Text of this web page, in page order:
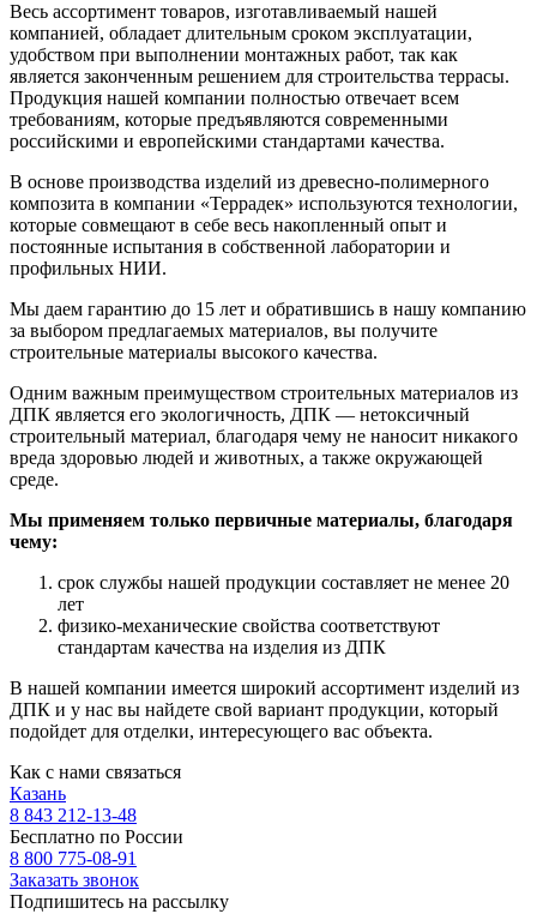
Весь ассортимент товаров, изготавливаемый нашей
компанией, обладает длительным сроком эксплуатации,
удобством при выполнении монтажных работ, так как
является законченным решением для строительства террасы.
Продукция нашей компании полностью отвечает всем
требованиям, которые предъявляются современными
российскими и европейскими стандартами качества.
В основе производства изделий из древесно-полимерного
композита в компании «Террадек» используются технологии,
которые совмещают в себе весь накопленный опыт и
постоянные испытания в собственной лаборатории и
профильных НИИ.
Мы даем гарантию до 15 лет и обратившись в нашу компанию
за выбором предлагаемых материалов, вы получите
строительные материалы высокого качества.
Одним важным преимуществом строительных материалов из
ДПК является его экологичность, ДПК — нетоксичный
строительный материал, благодаря чему не наносит никакого
вреда здоровью людей и животных, а также окружающей
среде.
Мы применяем только первичные материалы, благодаря
чему:
срок службы нашей продукции составляет не менее 20
лет
физико-механические свойства соответствуют
стандартам качества на изделия из ДПК
В нашей компании имеется широкий ассортимент изделий из
ДПК и у нас вы найдете свой вариант продукции, который
подойдет для отделки, интересующего вас объекта.
Как с нами связаться
Казань
8 843 212-13-48
Бесплатно по России
8 800 775-08-91
Заказать звонок
Подпишитесь на рассылку